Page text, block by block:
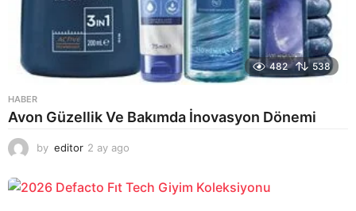
482 538
HABER
Avon Güzellik Ve Bakımda İnovasyon Dönemi
by editor 2 ay ago
a